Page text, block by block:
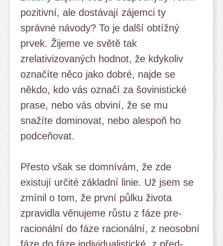
pozitivní, ale dostávají zájemci ty
správné návody? To je další obtížný
prvek. Žijeme ve světě tak
zrelativizovaných hodnot, že kdykoliv
označíte něco jako dobré, najde se
někdo, kdo vás označí za šovinistické
prase, nebo vás obviní, že se mu
snažíte dominovat, nebo alespoň ho
podceňovat.
Přesto však se domnívám, že zde
existují určité základní linie. Už jsem se
zmínil o tom, že první půlku života
zpravidla věnujeme růstu z fáze pre-
racionální do fáze racionální, z neosobní